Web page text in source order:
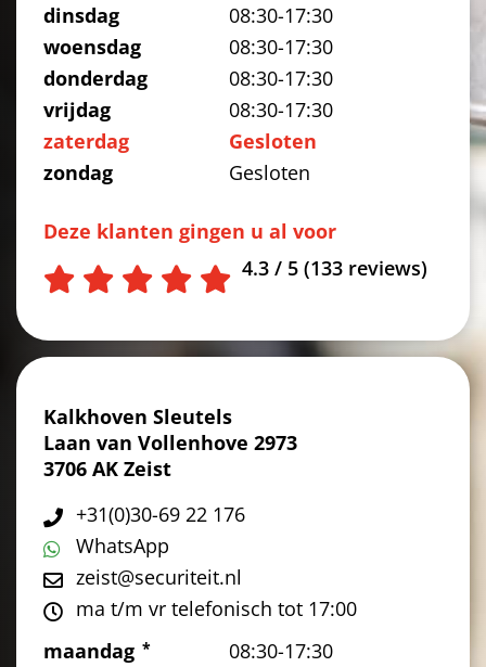
dinsdag
08:30-17:30
woensdag
08:30-17:30
donderdag
08:30-17:30
vrijdag
08:30-17:30
zaterdag
Gesloten
zondag
Gesloten
Deze klanten gingen u al voor
4.3 / 5 (133 reviews)
Kalkhoven Sleutels
Laan van Vollenhove 2973
3706 AK Zeist
+31(0)30-69 22 176
WhatsApp
zeist@securiteit.nl
ma t/m vr telefonisch tot 17:00
maandag
08:30-17:30